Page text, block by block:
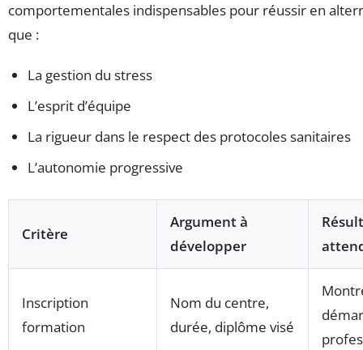
comportementales indispensables pour réussir en
que :
La gestion du stress
L’esprit d’équipe
La rigueur dans le respect des protocoles sanitaires
L’autonomie progressive
Critère
Argument à
développer
Inscription
formation
Nom du centre,
durée, diplôme visé